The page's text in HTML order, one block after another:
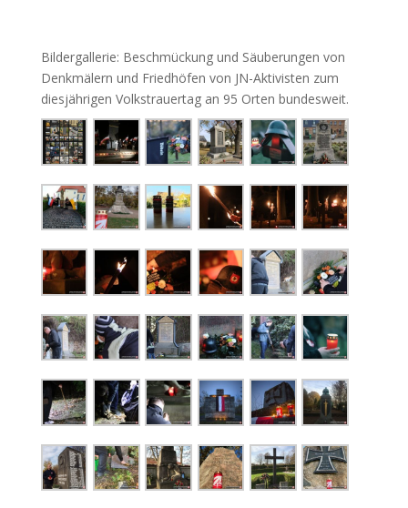
Bildergallerie: Beschmückung und Säuberungen von
Denkmälern und Friedhöfen von JN-Aktivisten zum
diesjährigen Volkstrauertag an 95 Orten bundesweit.